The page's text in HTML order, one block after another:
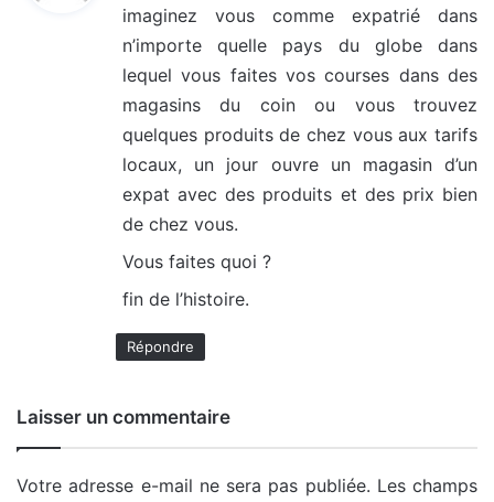
imaginez vous comme expatrié dans
n’importe quelle pays du globe dans
lequel vous faites vos courses dans des
magasins du coin ou vous trouvez
quelques produits de chez vous aux tarifs
locaux, un jour ouvre un magasin d’un
expat avec des produits et des prix bien
de chez vous.
Vous faites quoi ?
fin de l’histoire.
Répondre
Laisser un commentaire
Votre adresse e-mail ne sera pas publiée. Les champs